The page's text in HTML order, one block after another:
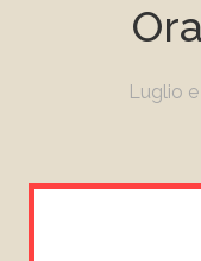
Luglio